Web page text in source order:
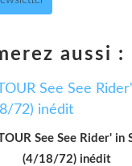
aussi :
See See Rider' in
(4/18/72) inédit